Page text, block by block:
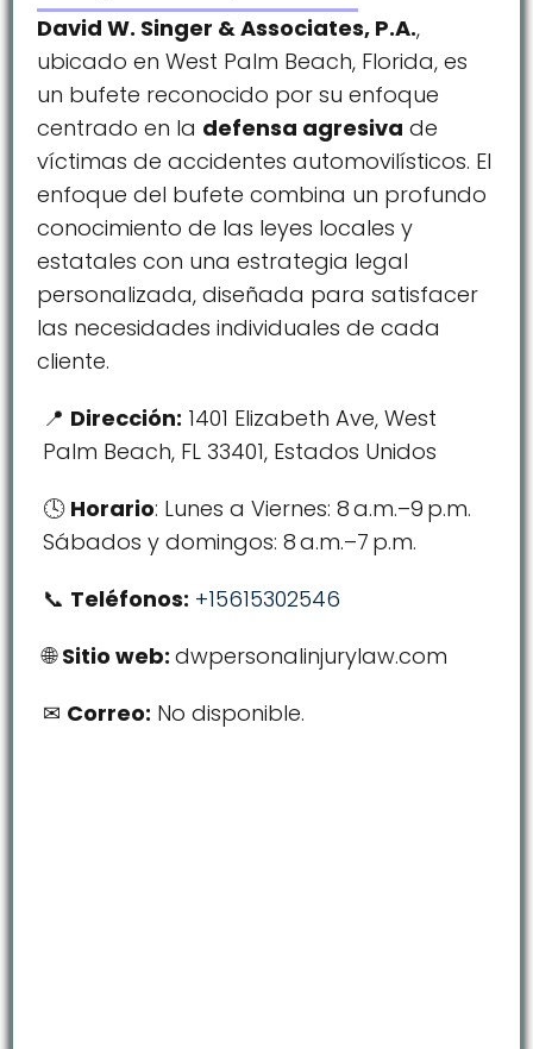
David W. Singer & Associates, P.A.,
ubicado en West Palm Beach, Florida, es
un bufete reconocido por su enfoque
centrado en la defensa agresiva de
víctimas de accidentes automovilísticos. El
enfoque del bufete combina un profundo
conocimiento de las leyes locales y
estatales con una estrategia legal
personalizada, diseñada para satisfacer
las necesidades individuales de cada
cliente.
Dirección: 1401 Elizabeth Ave, West
Palm Beach, FL 33401, Estados Unidos
Horario: Lunes a Viernes: 8 a.m.–9 p.m.
Sábados y domingos: 8 a.m.–7 p.m.
Teléfonos: +15615302546
Sitio web:dwpersonalinjurylaw.com
Correo: No disponible.